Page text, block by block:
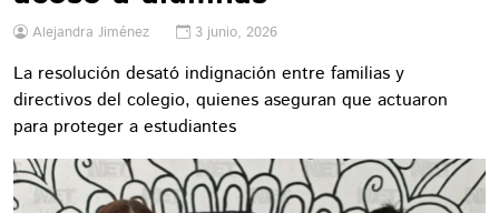
Alejandra Jiménez 3 junio, 2026
La resolución desató indignación entre familias y
directivos del colegio, quienes aseguran que actuaron
para proteger a estudiantes